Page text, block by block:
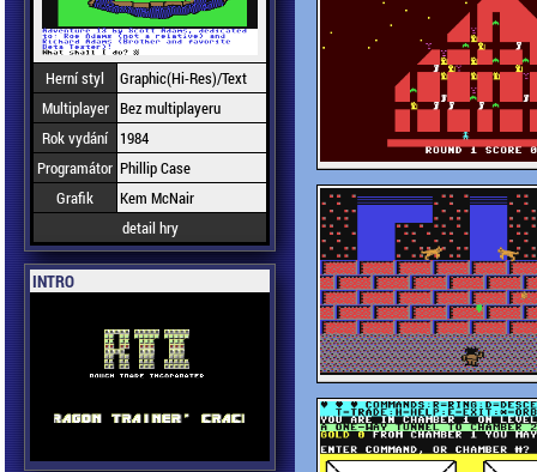
Herní styl
Graphic(Hi-Res)/Text
Multiplayer Bez multiplayeru
Rok vydání
1984
Programátor Phillip Case
Grafik
Kem McNair
detail hry
INTRO